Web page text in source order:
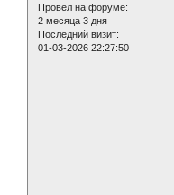
Провел на форуме:
2 месяца 3 дня
Последний визит:
01-03-2026 22:27:50